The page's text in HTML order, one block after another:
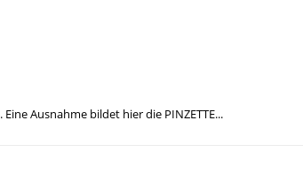
Ausnahme bildet hier die PINZETTE...